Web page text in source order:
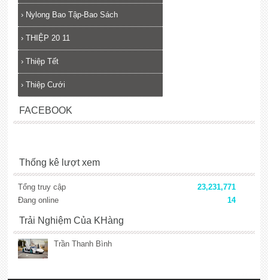
› Nylong Bao Tập-Bao Sách
› THIỆP 20 11
› Thiệp Tết
› Thiệp Cưới
FACEBOOK
Thống kê lượt xem
Tổng truy cập
23,231,771
Đang online
14
Trải Nghiệm Của KHàng
Trần Thanh Bình